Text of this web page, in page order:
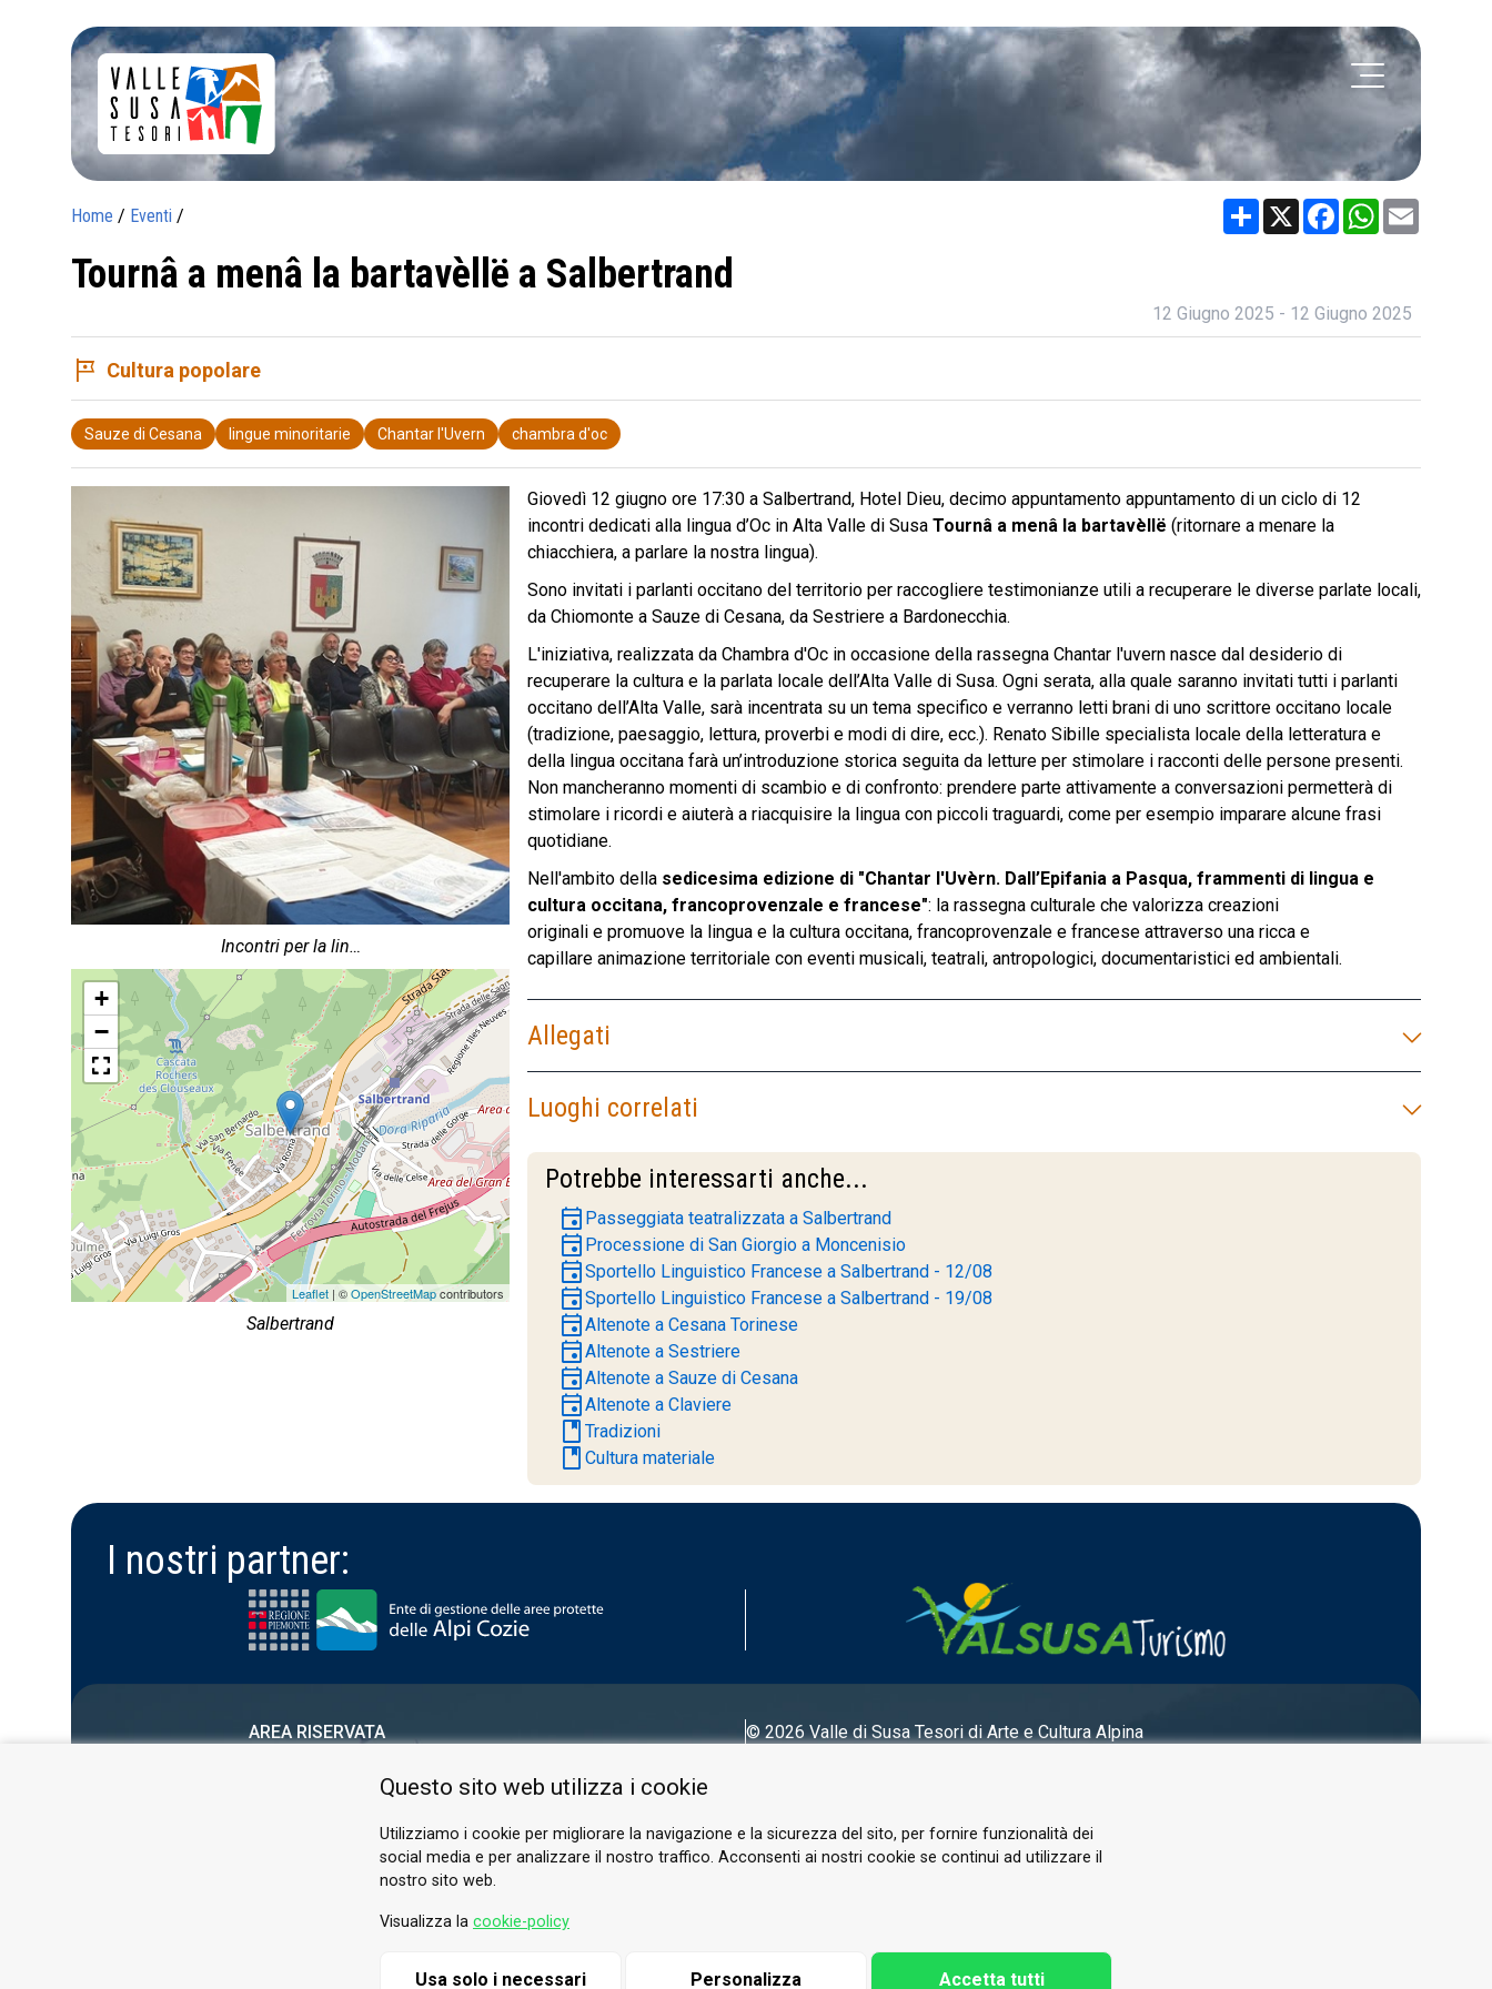
Home / Eventi / Share X FacebookWhatsApp
Tournâ a menâ la bartavèllë a Salbertrand
12 Giugno 2025 - 12 Giugno 2025
tour Cultura popolare
Sauze di Cesana lingue minoritarie Chantar l'Uvern chambra d'oc
Incontri per la lin…
+
−
Leaflet| ©OpenStreetMapcontributors
Salbertrand
Giovedì 12 giugno ore 17:30 a Salbertrand, Hotel Dieu, decimo appuntamento appuntamento di un ciclo di 12
incontri dedicati alla lingua d’Oc in Alta Valle di Susa Tournâ a menâ la bartavèllë (ritornare a menare la
chiacchiera, a parlare la nostra lingua).
Sono invitati i parlanti occitano del territorio per raccogliere testimonianze utili a recuperare le diverse parlate locali,
da Chiomonte a Sauze di Cesana, da Sestriere a Bardonecchia.
L'iniziativa, realizzata da Chambra d'Oc in occasione della rassegna Chantar l'uvern nasce dal desiderio di
recuperare la cultura e la parlata locale dell’Alta Valle di Susa. Ogni serata, alla quale saranno invitati tutti i parlanti
occitano dell’Alta Valle, sarà incentrata su un tema specifico e verranno letti brani di uno scrittore occitano locale
(tradizione, paesaggio, lettura, proverbi e modi di dire, ecc.). Renato Sibille specialista locale della letteratura e
della lingua occitana farà un’introduzione storica seguita da letture per stimolare i racconti delle persone presenti.
Non mancheranno momenti di scambio e di confronto: prendere parte attivamente a conversazioni permetterà di
stimolare i ricordi e aiuterà a riacquisire la lingua con piccoli traguardi, come per esempio imparare alcune frasi
quotidiane.
Nell'ambito della sedicesima edizione di "Chantar l'Uvèrn. Dall’Epifania a Pasqua, frammenti di lingua e
cultura occitana, francoprovenzale e francese": la rassegna culturale che valorizza creazioni
originali e promuove la lingua e la cultura occitana, francoprovenzale e francese attraverso una ricca e
capillare animazione territoriale con eventi musicali, teatrali, antropologici, documentaristici ed ambientali.
Allegati
Luoghi correlati
Potrebbe interessarti anche...
event Passeggiata teatralizzata a Salbertrand
event Processione di San Giorgio a Moncenisio
eventSportello Linguistico Francese a Salbertrand - 12/08
eventSportello Linguistico Francese a Salbertrand - 19/08
eventAltenote a Cesana Torinese
eventAltenote a Sestriere
eventAltenote a Sauze di Cesana
eventAltenote a Claviere
book Tradizioni
book Cultura materiale
I nostri partner:
AREA RISERVATA
© 2026 Valle di SusaTesori di Arte e Cultura Alpina
Questo sito web utilizza i cookie
Utilizziamo i cookie per migliorare la navigazione e la sicurezza del sito, per fornire funzionalità dei
social media e per analizzare il nostro traffico. Acconsenti ai nostri cookie se continui ad utilizzare il
nostro sito web.
Visualizza la cookie-policy
Usa solo i necessari Personalizza Accetta tutti